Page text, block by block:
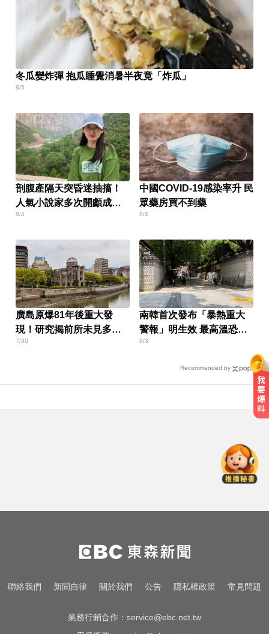
冬瓜變炸彈 抱瓜睡覺消暑半夜竟「炸瓜」
8/5
剖腹產隔天突昏迷抽搐！
人氣小說家多次開顱成
「半植物人」
8/4
中國COVID-19感染率升 民
眾藥房買不到藥
8/4
廣島原爆81年後重大發
現！研究揭前所未見多元
素合金
7/30
南韓首次發布「暴熱重大
警報」明生效 最高溫恐飆
破39度
8/3
Recommended by
更順暢
淑麗氣象／白海豚路徑變了！最快
明海警 未來一週降雨熱區曝
越動越年輕！銀髮族必學防跌運動
聯絡我們 新聞自律 關於我們 公告 隱私權政策 常見問題
業務行銷合作： service@ebc.net.tw